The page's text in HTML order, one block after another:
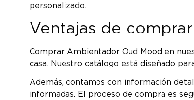
personalizado.
Ventajas de
Comprar Ambientador Oud Mood en
casa. Nuestro catálogo está diseñado
Además, contamos con información
informadas. El proceso de compra es